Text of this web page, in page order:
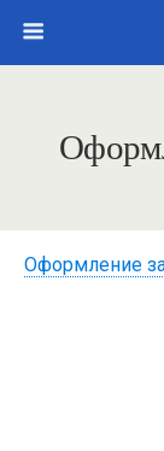
Оформление